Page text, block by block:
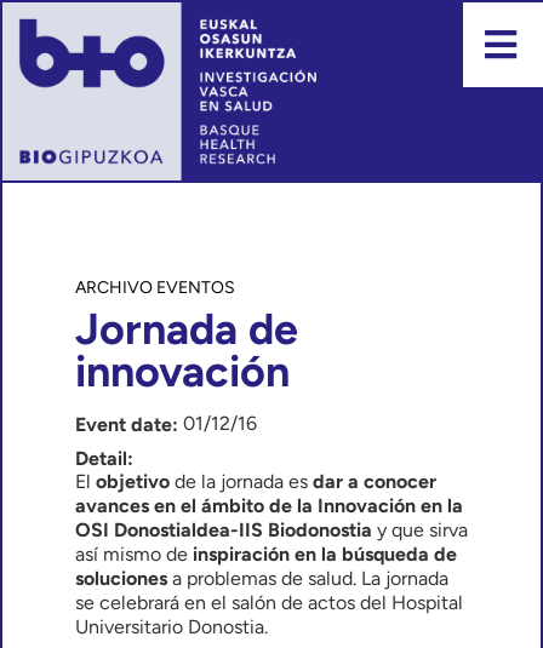
Jornada de
innovación
Event date: 01/12/16
Detail:
El objetivo de la jornada es dar a conocer
avances en el ámbito de la Innovación en la
OSI Donostialdea-IIS Biodonostia y que sirva
así mismo de inspiración en la búsqueda de
soluciones a problemas de salud. La jornada
se celebrará en el salón de actos del Hospital
Universitario Donostia.